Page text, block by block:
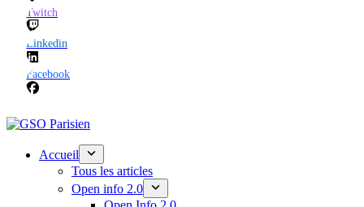
Twitch
Linkedin
Facebook
Accueil
Tous les articles
Open info 2.0